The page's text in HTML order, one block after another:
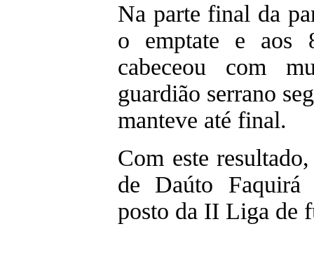
Na parte final da
o emptate e aos
cabeceou com
guardião serrano
manteve até final.
Com este
de Daúto Faquirá
posto da II Liga de